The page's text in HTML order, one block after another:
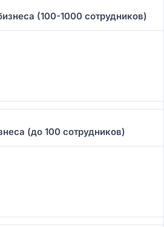
(100-1000 сотрудников)
(до 100 сотрудников)